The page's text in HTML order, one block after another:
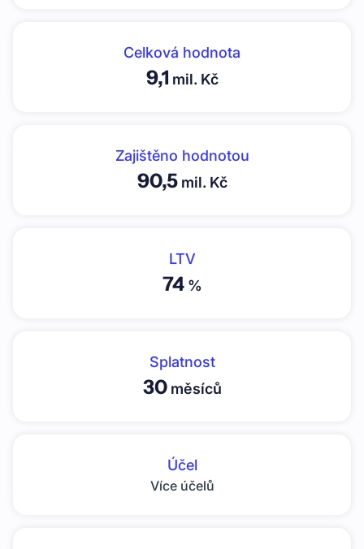
Celková hodnota
9,1 mil. Kč
Zajištěno hodnotou
90,5mil. Kč
LTV
74%
Splatnost
30měsíců
Účel
Více účelů